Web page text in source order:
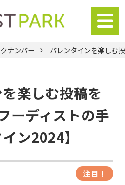
ナンバー バレンタインを楽しむ
楽しむ投稿を
ーディストの手
ン2024】
注目！